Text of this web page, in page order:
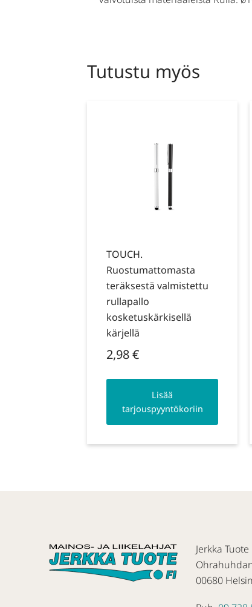
Tutustu myös
TOUCH.
Ruostumattomasta
teräksestä valmistettu
rullapallo
kosketuskärkisellä
kärjellä
2,98€
Lisää
tarjouspyyntökoriin
Jerkka Tuote
00680